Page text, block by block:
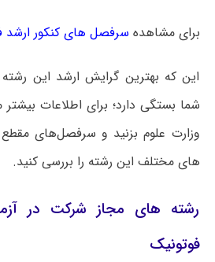
برای مشاهده سرفصل های کنکور ارشد
این که بهترین گرایش ارشد این
شما بستگی دارد؛ برای اطلاعات
وزارت علوم بزنید و سرفصل‌های
های مختلف این رشته را بررسی کنید.
رشته های مجاز شرکت در
فوتونیک